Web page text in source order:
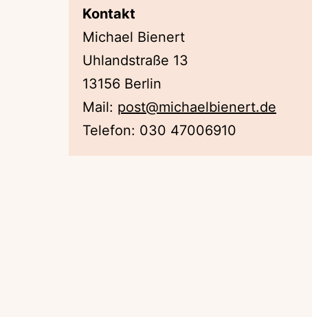
Kontakt
Michael Bienert
Uhlandstraße 13
13156 Berlin
Mail: post@michaelbienert.de
Telefon: 030 47006910